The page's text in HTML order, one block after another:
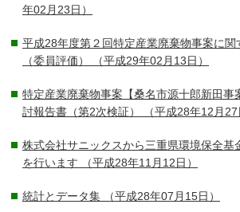
年02月23日）
平成28年度第２回特定産業廃棄物事案に関
（委員評価）
（平成29年02月13日）
特定産業廃棄物事案【桑名市源十郎新田事
討報告書（第2次検証）
（平成28年12月27
株式会社サニックスから三重県環境保全基
を行います （平成28年11月12日）
統計とデータ集 （平成28年07月15日）